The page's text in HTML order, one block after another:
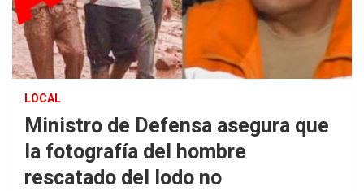
LOCAL
Ministro de Defensa asegura que
la fotografía del hombre
rescatado del lodo no